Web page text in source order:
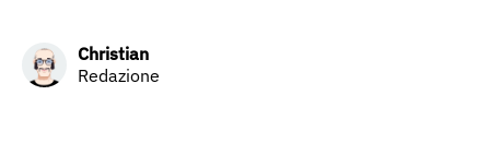
Christian
Redazione